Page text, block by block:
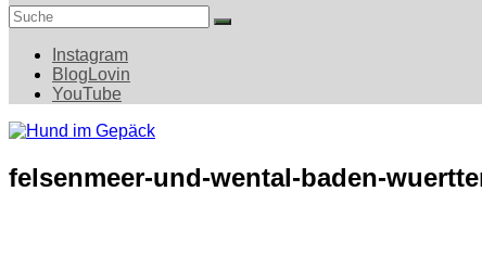
Search
Instagram
BlogLovin
YouTube
felsenmeer-und-wental-baden-